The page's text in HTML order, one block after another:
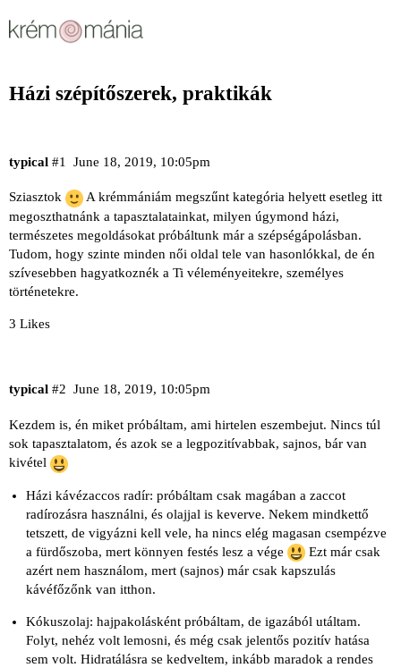
Házi szépítőszerek, praktikák
typical June 18, 2019, 10:05pm
#1
Sziasztok
A krémmániám megszűnt kategória helyett esetleg itt
megoszthatnánk a tapasztalatainkat, milyen úgymond házi,
természetes megoldásokat próbáltunk már a szépségápolásban.
Tudom, hogy szinte minden női oldal tele van hasonlókkal, de én
szívesebben hagyatkoznék a Ti véleményeitekre, személyes
történetekre.
3 Likes
typical June 18, 2019, 10:05pm
#2
Kezdem is, én miket próbáltam, ami hirtelen eszembejut. Nincs túl
sok tapasztalatom, és azok se a legpozitívabbak, sajnos, bár van
kivétel
Házi kávézaccos radír: próbáltam csak magában a zaccot
radírozásra használni, és olajjal is keverve. Nekem mindkettő
tetszett, de vigyázni kell vele, ha nincs elég magasan csempézve
a fürdőszoba, mert könnyen festés lesz a vége
Ezt már csak
azért nem használom, mert (sajnos) már csak kapszulás
kávéfőzőnk van itthon.
Kókuszolaj: hajpakolásként próbáltam, de igazából utáltam.
Folyt, nehéz volt lemosni, és még csak jelentős pozitív hatása
sem volt. Hidratálásra se kedveltem, inkább maradok a rendes